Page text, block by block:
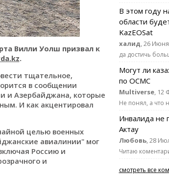
Вилли Уолш призвал к
.
тщательное,
в сообщении
и Азербайджана, которые
И как акцентировал
целью военных
авиалинии" мог
Россию и
и
В этом году
области
KazEOSat
халид, 26 Июня
да достичь
Могут ли
по ОСМС
Multiverse, 12
Не понял, а что
Инвалида не
Актау
Любовь, 28
Читаю
смотреть все